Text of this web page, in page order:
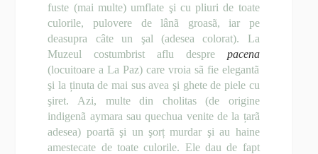
fuste (mai multe) umflate şi cu pliuri de toate
culorile, pulovere de lânã groasã, iar pe
deasupra câte un şal (adesea colorat). La
Muzeul costumbrist aflu despre pacena
(locuitoare a La Paz) care vroia sã fie elegantã
şi la ținuta de mai sus avea şi ghete de piele cu
şiret. Azi, multe din cholitas (de origine
indigenã aymara sau quechua venite de la țarã
adesea) poartã şi un şorț murdar şi au haine
amestecate de toate culorile. Ele dau de fapt